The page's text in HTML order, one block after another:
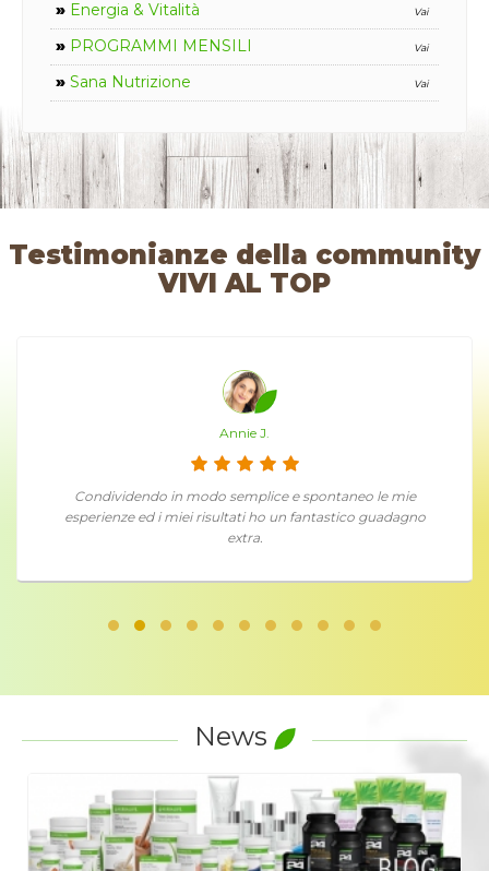
» Energia & Vitalità Vai
» PROGRAMMI MENSILI Vai
» Sana Nutrizione Vai
Testimonianze della community
VIVI AL TOP
Annie J.
Condividendo in modo semplice e spontaneo le mie
esperienze ed i miei risultati ho un fantastico guadagno
extra.
News